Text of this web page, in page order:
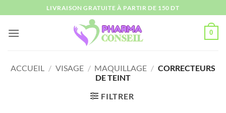
au
contenu
LIVRAISON GRATUITE À PARTIR DE 150 DT
0
ACCUEIL / VISAGE / MAQUILLAGE / CORRECTEURS
DE TEINT
FILTRER